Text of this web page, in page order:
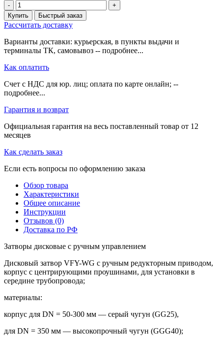
-
+
Купить
Быстрый заказ
Рассчитать доставку
Варианты доставки: курьерская, в пункты выдачи и
терминалы ТК, самовывоз -- подробнее...
Как оплатить
Счет с НДС для юр. лиц; оплата по карте онлайн; --
подробнее...
Гарантия и возврат
Официальная гарантия на весь поставленный товар от 12
месяцев
Как сделать заказ
Если есть вопросы по оформлению заказа
Обзор товара
Характеристики
Общее описание
Инструкции
Отзывов (0)
Доставка по РФ
Затворы дисковые с ручным управлением
Дисковый затвор VFY-WG с ручным редукторным приводом,
корпус с центрирующими проушинами, для установки в
середине трубопровода;
материалы:
корпус для DN = 50-300 мм — серый чугун (GG25),
для DN = 350 мм — высокопрочный чугун (GGG40);